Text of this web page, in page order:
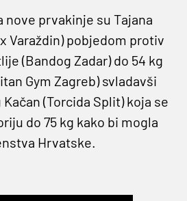
nove prvakinje su Tajana
Varaždin) pobjedom protiv
(Bandog Zadar) do 54 kg
Gym Zagreb) svladavši
(Torcida Split) koja se
do 75 kg kako bi mogla
Hrvatske.